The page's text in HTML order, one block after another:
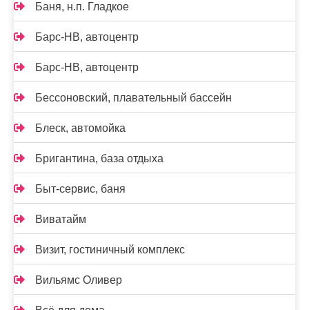
Баня, н.п. Гладкое
Барс-НВ, автоцентр
Барс-НВ, автоцентр
Бессоновский, плавательный бассейн
Блеск, автомойка
Бригантина, база отдыха
Быт-сервис, баня
Виватайм
Визит, гостиничный комплекс
Вильямс Оливер